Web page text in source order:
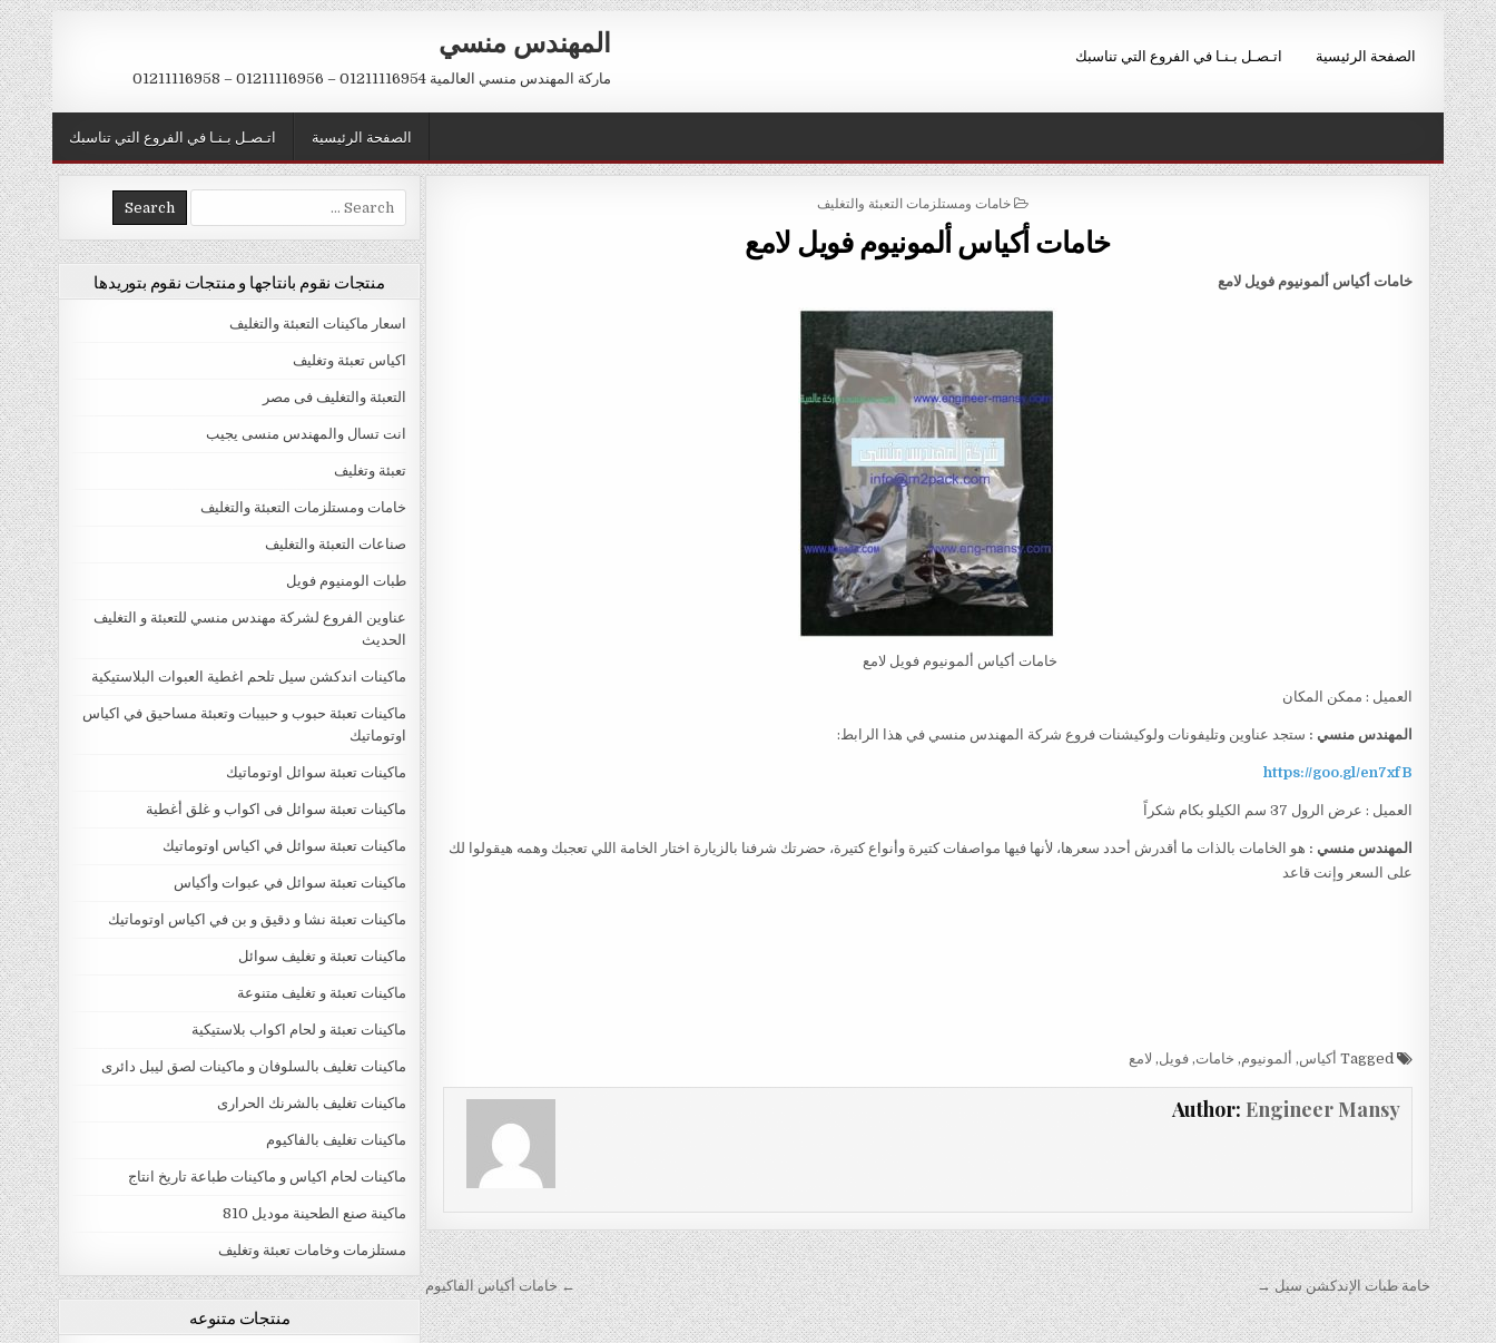
Skip
to
content
المهندس منسي
ماركة المهندس منسي العالمية 01211116954 – 01211116956 – 01211116958
اتـصـل بـنـا في الفروع التي تناسبك الصفحة الرئيسية
اتـصـل بـنـا في الفروع التي تناسبك الصفحة الرئيسية
POSTED
خامات ومستلزمات التعبئة والتغليف
خامات أكياس ألمونيوم فويل لامع
خامات أكياس ألمونيوم فويل لامع
خامات أكياس ألمونيوم فويل لامع
العميل : ممكن المكان
المهندس منسي : ستجد عناوين وتليفونات ولوكيشنات فروع شركة المهندس منسي في هذا الرابط:
https://goo.gl/en7xfB
العميل : عرض الرول 37 سم الكيلو بكام شكراً
المهندس منسي : هو الخامات بالذات ما أقدرش أحدد سعرها، لأنها فيها مواصفات كتيرة وأنواع كتيرة، حضرتك شرفنا بالزيارة اختار الخامة اللي تعجبك وهمه هيقولوا لك
على السعر وإنت قاعد
Tagged أكياس, ألمونيوم, خامات,فويل, لامع
Author: Engineer Mansy
تصفّح
المقالات
← خامات أكياس الفاكيوم خامة طبات الإندكشن سيل →
Search
for:
منتجات نقوم بانتاجها و منتجات نقوم بتوريدها
اسعار ماكينات التعبئة والتغليف
اكياس تعبئة وتغليف
التعبئة والتغليف فى مصر
انت تسال والمهندس منسى يجيب
تعبئة وتغليف
خامات ومستلزمات التعبئة والتغليف
صناعات التعبئة والتغليف
طبات الومنيوم فويل
عناوين الفروع لشركة مهندس منسي للتعبئة و التغليف
الحديث
ماكينات اندكشن سيل تلحم اغطية العبوات البلاستيكية
ماكينات تعبئة حبوب و حبيبات وتعبئة مساحيق في اكياس
اوتوماتيك
ماكينات تعبئة سوائل اوتوماتيك
ماكينات تعبئة سوائل فى اكواب و غلق أغطية
ماكينات تعبئة سوائل في اكياس اوتوماتيك
ماكينات تعبئة سوائل في عبوات وأكياس
ماكينات تعبئة نشا و دقيق و بن في اكياس اوتوماتيك
ماكينات تعبئة و تغليف سوائل
ماكينات تعبئة و تغليف متنوعة
ماكينات تعبئة و لحام اكواب بلاستيكية
ماكينات تغليف بالسلوفان و ماكينات لصق ليبل دائرى
ماكينات تغليف بالشرنك الحرارى
ماكينات تغليف بالفاكيوم
ماكينات لحام اكياس و ماكينات طباعة تاريخ انتاج
ماكينة صنع الطحينة موديل 810
مستلزمات وخامات تعبئة وتغليف
منتجات متنوعه